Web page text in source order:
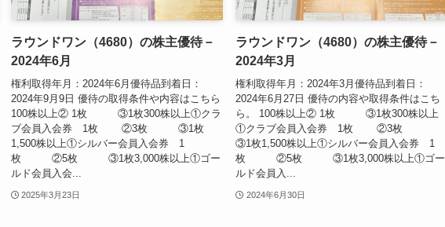
ラウンドワン（4680）の株主優待－
2024年6月
権利取得年月：2024年6月優待品到着日：
2024年9月9日 優待の取得条件や内容はこちら
100株以上② 1枚 ③1枚300株以上①クラ
ブ会員入会券 1枚 ②3枚 ③1枚
1,500株以上①シルバー会員入会券 1
枚 ②5枚 ③1枚3,000株以上①ゴー
ルド会員入会...
2025年3月23日
ラウンドワン（4680）の株主優待－
2024年3月
権利取得年月：2024年3月優待品到着日：
2024年6月27日 優待の内容や取得条件はこち
ら。 100株以上② 1枚 ③1枚300株以上
①クラブ会員入会券 1枚 ②3枚
③1枚1,500株以上①シルバー会員入会券 1
枚 ②5枚 ③1枚3,000株以上①ゴー
ルド会員入...
2024年6月30日